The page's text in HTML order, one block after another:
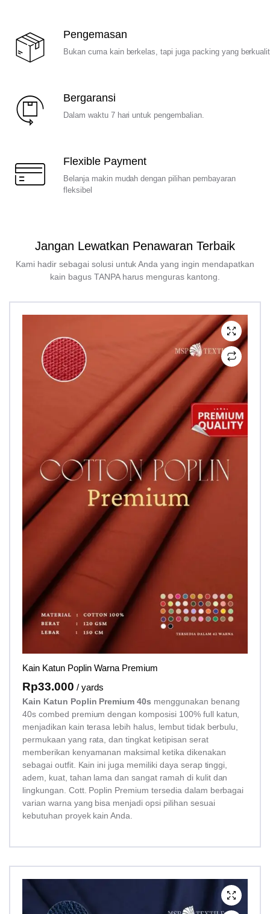
Pengemasan
Bukan cuma kain berkelas, tapi juga packing yang
Bergaransi
Dalam waktu 7 hari untuk pengembalian.
Flexible Payment
Belanja makin mudah dengan pilihan pembayaran
fleksibel
Jangan Lewatkan Penawaran Terbaik
Kami hadir sebagai solusi untuk Anda yang ingin mendapatkan
kain bagus TANPA harus menguras kantong.
Kain Katun Poplin Warna Premium
Rp33.000 / yards
Kain Katun Poplin Premium 40s menggunakan benang
40s combed premium dengan komposisi 100% full katun,
menjadikan kain terasa lebih halus, lembut tidak berbulu,
permukaan yang rata, dan tingkat ketipisan serat
memberikan kenyamanan maksimal ketika dikenakan
sebagai outfit. Kain ini juga memiliki daya serap tinggi,
adem, kuat, tahan lama dan sangat ramah di kulit dan
lingkungan. Cott. Poplin Premium tersedia dalam berbagai
varian warna yang bisa menjadi opsi pilihan sesuai
kebutuhan proyek kain Anda.